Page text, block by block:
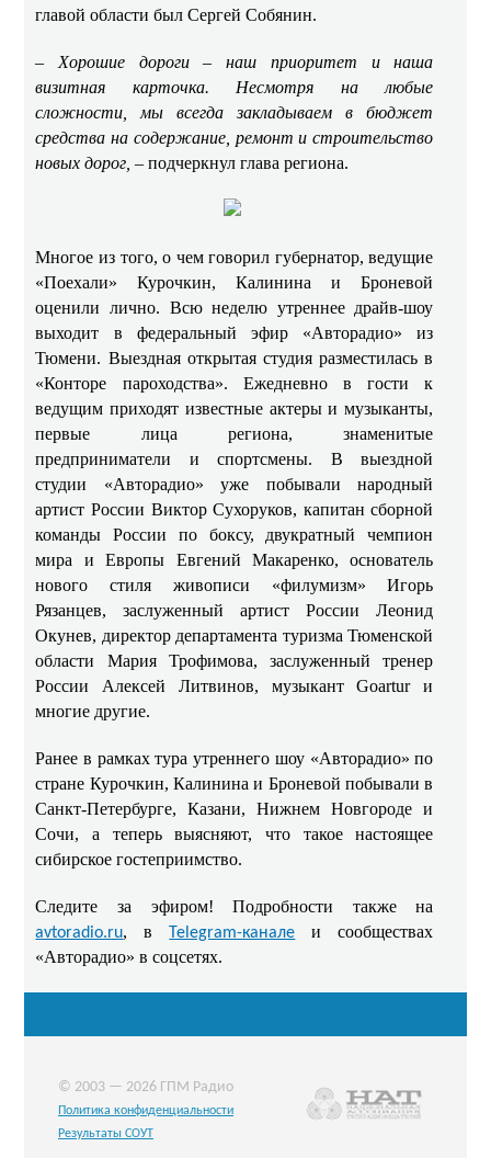
главой области был Сергей Собянин.
– Хорошие дороги – наш приоритет и наша
визитная карточка. Несмотря на любые
сложности, мы всегда закладываем в бюджет
средства на содержание, ремонт и строительство
новых дорог, – подчеркнул глава региона.
Многое из того, о чем говорил губернатор, ведущие
«Поехали» Курочкин, Калинина и Броневой
оценили лично. Всю неделю утреннее драйв-шоу
выходит в федеральный эфир «Авторадио» из
Тюмени. Выездная открытая студия разместилась в
«Конторе пароходства». Ежедневно в гости к
ведущим приходят известные актеры и музыканты,
первые лица региона, знаменитые
предприниматели и спортсмены. В выездной
студии «Авторадио» уже побывали народный
артист России Виктор Сухоруков, капитан сборной
команды России по боксу, двукратный чемпион
мира и Европы Евгений Макаренко, основатель
нового стиля живописи «филумизм» Игорь
Рязанцев, заслуженный артист России Леонид
Окунев, директор департамента туризма Тюменской
области Мария Трофимова, заслуженный тренер
России Алексей Литвинов, музыкант Goartur и
многие другие.
Ранее в рамках тура утреннего шоу «Авторадио» по
стране Курочкин, Калинина и Броневой побывали в
Санкт-Петербурге, Казани, Нижнем Новгороде и
Сочи, а теперь выясняют, что такое настоящее
сибирское гостеприимство.
Следите за эфиром! Подробности также на
avtoradio.ru, вTelegram-канале и сообществах
«Авторадио» в соцсетях.
© 2003 — 2026 ГПМ Радио
Политика конфиденциальности
Результаты СОУТ